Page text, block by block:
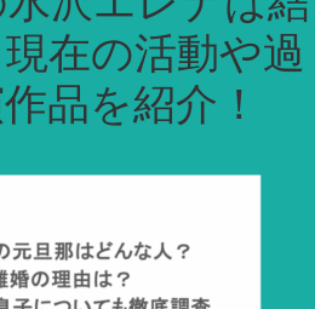
在の活動や過
品を紹介！